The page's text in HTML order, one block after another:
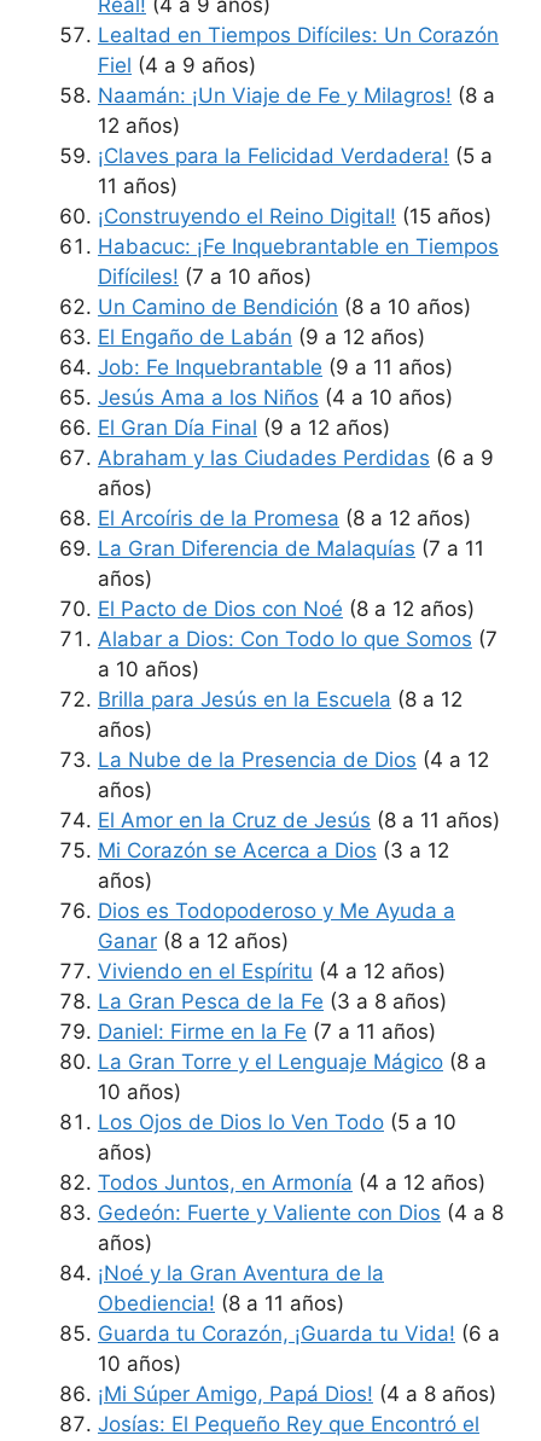
Real! (4 a 9 años)
Lealtad en Tiempos Difíciles: Un Corazón
Fiel (4 a 9 años)
Naamán: ¡Un Viaje de Fe y Milagros! (8 a
12 años)
¡Claves para la Felicidad Verdadera! (5 a
11 años)
¡Construyendo el Reino Digital! (15 años)
Habacuc: ¡Fe Inquebrantable en Tiempos
Difíciles! (7 a 10 años)
Un Camino de Bendición (8 a 10 años)
El Engaño de Labán (9 a 12 años)
Job: Fe Inquebrantable (9 a 11 años)
Jesús Ama a los Niños (4 a 10 años)
El Gran Día Final (9 a 12 años)
Abraham y las Ciudades Perdidas (6 a 9
años)
El Arcoíris de la Promesa (8 a 12 años)
La Gran Diferencia de Malaquías (7 a 11
años)
El Pacto de Dios con Noé (8 a 12 años)
Alabar a Dios: Con Todo lo que Somos (7
a 10 años)
Brilla para Jesús en la Escuela (8 a 12
años)
La Nube de la Presencia de Dios (4 a 12
años)
El Amor en la Cruz de Jesús (8 a 11 años)
Mi Corazón se Acerca a Dios (3 a 12
años)
Dios es Todopoderoso y Me Ayuda a
Ganar (8 a 12 años)
Viviendo en el Espíritu (4 a 12 años)
La Gran Pesca de la Fe (3 a 8 años)
Daniel: Firme en la Fe (7 a 11 años)
La Gran Torre y el Lenguaje Mágico (8 a
10 años)
Los Ojos de Dios lo Ven Todo (5 a 10
años)
Todos Juntos, en Armonía (4 a 12 años)
Gedeón: Fuerte y Valiente con Dios (4 a 8
años)
¡Noé y la Gran Aventura de la
Obediencia! (8 a 11 años)
Guarda tu Corazón, ¡Guarda tu Vida! (6 a
10 años)
¡Mi Súper Amigo, Papá Dios! (4 a 8 años)
Josías: El Pequeño Rey que Encontró el